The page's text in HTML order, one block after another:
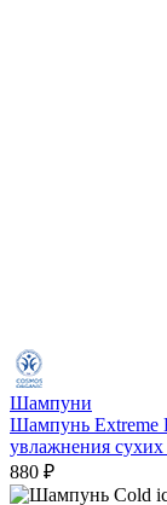
Шампуни
Шампунь Extreme
увлажнения
880 ₽